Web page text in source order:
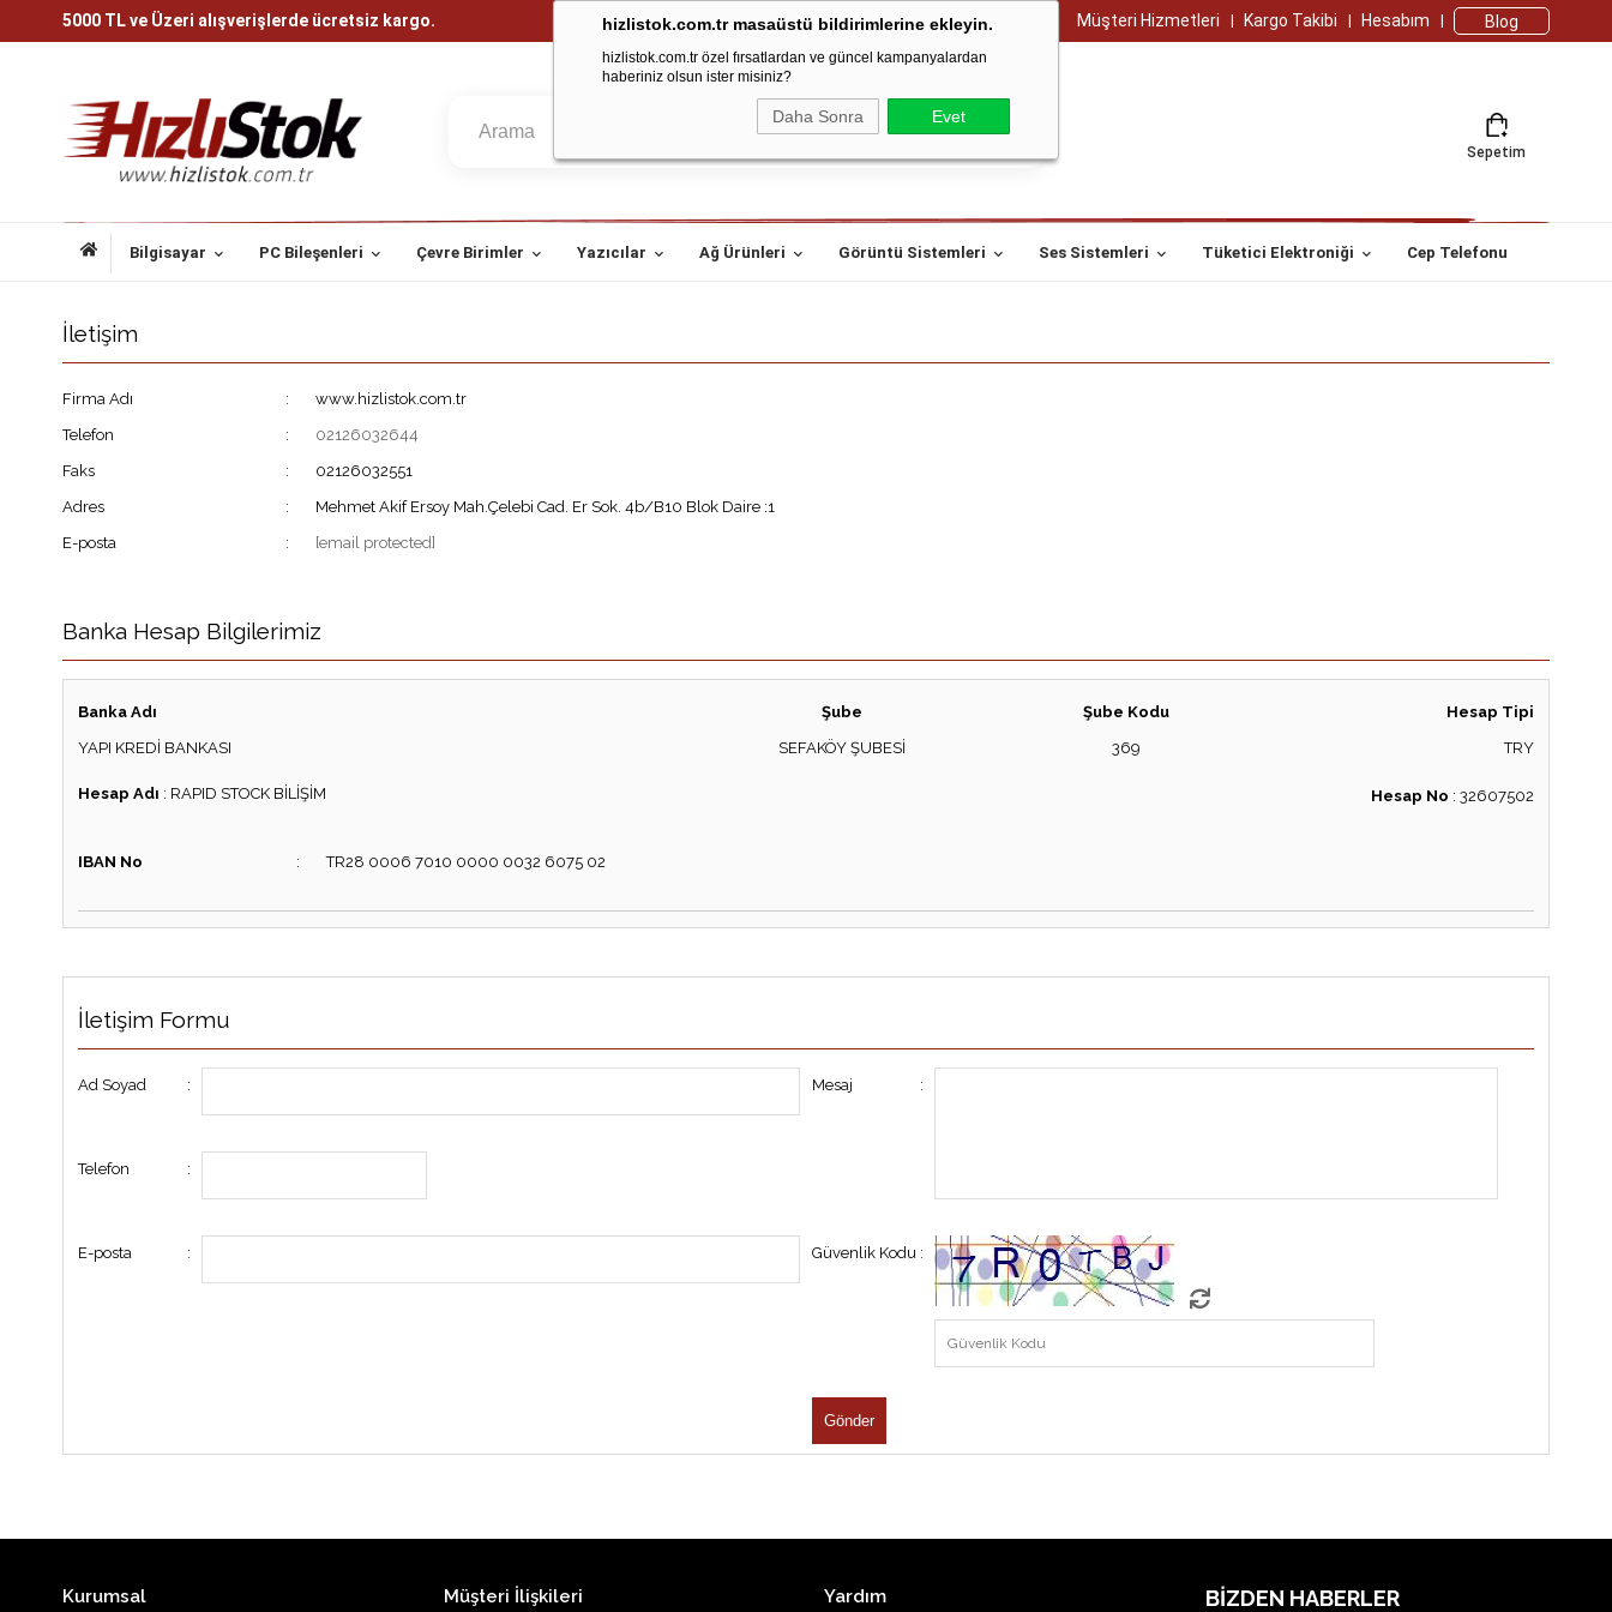
hizlistok.com.tr masaüstü bildirimlerine ekleyin.
hizlistok.com.tr özel fırsatlardan ve güncel kampanyalardan
haberiniz olsun ister misiniz?
Daha Sonra Evet
5000 TL ve Üzeri alışverişlerde ücretsiz kargo. Müşteri Hizmetleri Kargo Takibi Hesabım Blog
Sepetim
Bilgisayar PC Bileşenleri Çevre Birimler Yazıcılar Ağ Ürünleri Görüntü Sistemleri Ses Sistemleri Tüketici Elektroniği Cep Telefonu
İletişim
Firma Adı :
www.hizlistok.com.tr
Telefon
:
02126032644
Faks
:
02126032551
Adres
:
Mehmet Akif Ersoy Mah.Çelebi Cad. Er Sok. 4b/B10 Blok Daire :1
E-posta
: [email protected]
Banka Hesap Bilgilerimiz
Banka Adı
YAPI KREDİ BANKASI
Şube
SEFAKÖY ŞUBESİ
Şube Kodu
369
Hesap Tipi
TRY
Hesap Adı : RAPID STOCK BİLİŞİM Hesap No : 32607502
IBAN No : TR28 0006 7010 0000 0032 6075 02
İletişim Formu
Ad Soyad :
Telefon :
E-posta :
Mesaj :
Güvenlik Kodu :
Kurumsal Müşteri İlişkileri Yardım BIZDEN HABERLER